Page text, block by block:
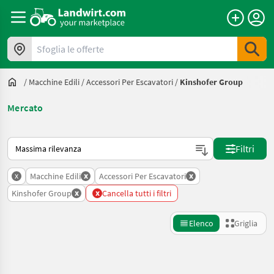
Sfoglia le offerte
/ Macchine Edili /Accessori Per Escavatori / Kinshofer Group
Mercato
Ecco come viene ordinato su Landwirt.com
Filtri
x Macchine Edili x Accessori Per Escavatori x
Kinshofer Group x x Cancella tutti i filtri
Elenco Griglia